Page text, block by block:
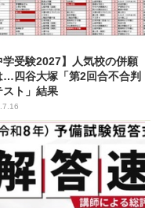
学受験2027】人気校の併願
…四谷大塚「第2回合不合判
スト」結果